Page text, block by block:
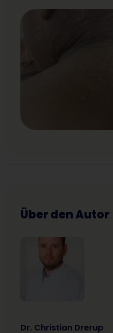
Über den Autor
Dr. Christian Drerup